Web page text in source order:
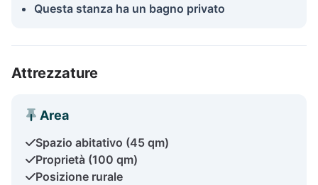
Questa stanza ha un bagno privato
Attrezzature
Area
Spazio abitativo (45 qm)
Proprietà (100 qm)
Posizione rurale